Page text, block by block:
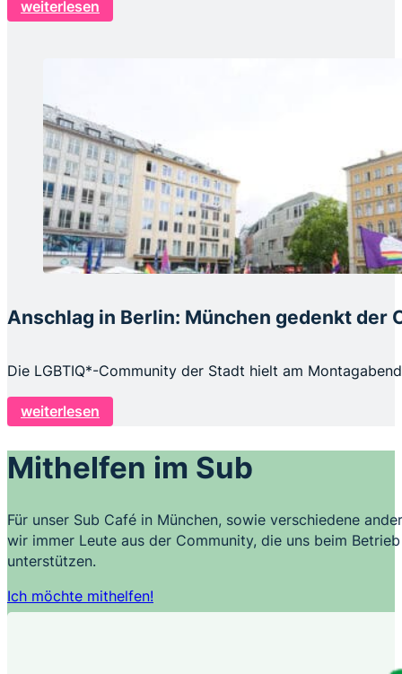
weiterlesen
Anschlag in Berlin: München gedenkt der
Die LGBTIQ*-Community der Stadt hielt am
weiterlesen
Mithelfen im Sub
Für unser Sub Café in München, sowie verschiedene
wir immer Leute aus der Community, die uns beim
unterstützen.
Ich möchte mithelfen!